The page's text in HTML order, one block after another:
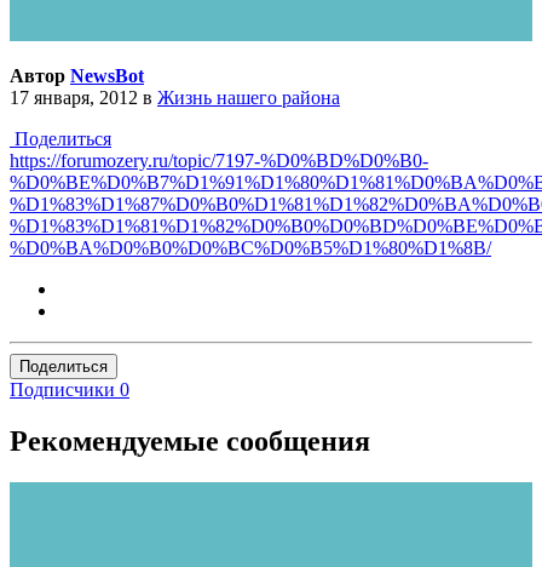
Автор NewsBot
17 января, 2012 в Жизнь нашего района
Поделиться
https://forumozery.ru/topic/7197-%D0%BD%D0%B0-
%D0%BA%D0%B0%D0%BC%D0%B5%D1%80%D1%8B/
Поделиться
Подписчики 0
Рекомендуемые сообщения